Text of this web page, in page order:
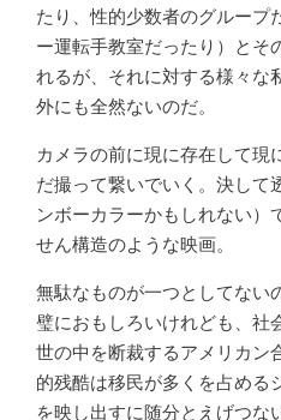
たり、性的少数者のグループ
ー運転手教室だったり）とそ
れるが、それに対する様々な
外にも全然ないのだ。
カメラの前に現に存在して現
だ撮って繋いでいく。決して
ンボーカラーかもしれない）
せん構造のような映画。
無駄なものが一つとしてない
璧におもしろいけれども、社
世の中を断裁するアメリカン
的残酷は移民が多くを占める
を映し出すに随分とえげつな